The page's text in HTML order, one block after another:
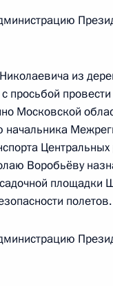
начальника
Шуваев
граждан в
из
просьбой
Московской
Воробьёву
полетов.